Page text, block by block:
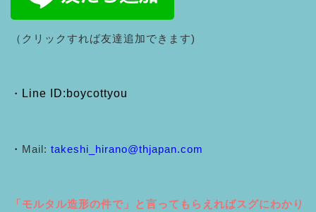
（クリックすれば友達追加できます)
・ Line ID:boycottyou
・ Mail: takeshi_hirano@thjapan.com
「モルタル造形の件で」と言ってもらえればスグにわかり